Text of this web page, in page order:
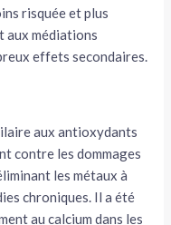
risquée et plus
aux médiations
effets secondaires.
aux antioxydants
contre les dommages
les métaux à
chroniques. Il a été
au calcium dans les